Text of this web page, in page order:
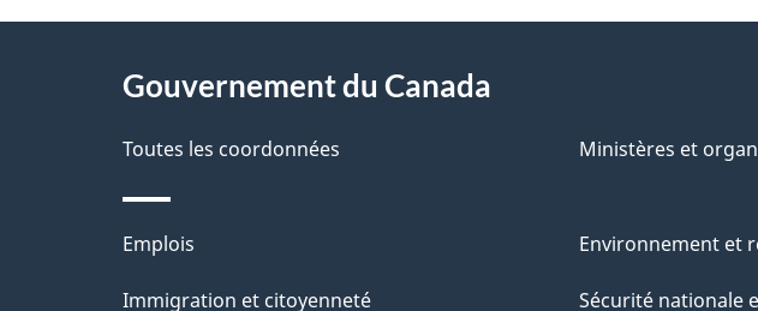
a
l
s
d
proposGouvernement du Canada
Toutes les coordonnées Ministères et
Thèmes
et
Emplois
Immigration et citoyenneté
Environnement et
Sécurité nationale